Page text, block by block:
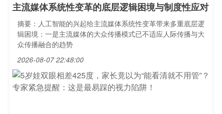
主流媒体系统性变革的底层逻辑困境与制度性应对
摘要：人工智能的兴起给主流媒体系统性变革带来多重底层逻
辑困境：一是主流媒体的大众传播模式已不适应人际传播与大
众传播融合的趋势
2026-08-07 22:48:00